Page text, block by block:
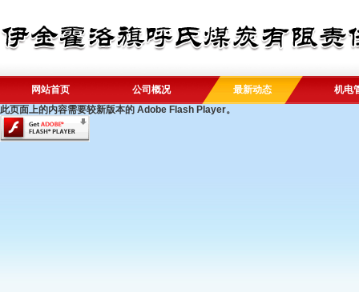
网站首页 公司概况 最新动态
机电
此页面上的内容需要较新版本的 Adobe Flash Player。